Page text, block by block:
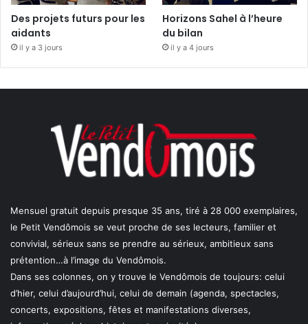
Des projets futurs pour les
aidants
il y a 3 jours
Horizons Sahel à l’heure
du bilan
il y a 4 jours
Mensuel gratuit depuis presque 35 ans, tiré à 28 000 exemplaires,
le Petit Vendômois se veut proche de ses lecteurs, familier et
convivial, sérieux sans se prendre au sérieux, ambitieux sans
prétention…à l’image du Vendômois.
Dans ses colonnes, on y trouve le Vendômois de toujours: celui
d’hier, celui d’aujourd’hui, celui de demain (agenda, spectacles,
concerts, expositions, fêtes et manifestations diverses,